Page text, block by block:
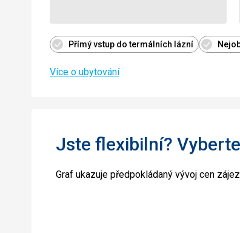
Přímý vstup do termálních lázní
Více o ubytování
Jste flexibilní?
Graf ukazuje předpokládaný vývoj cen